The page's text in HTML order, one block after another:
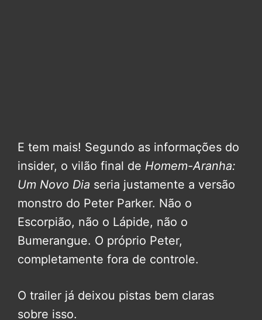
E tem mais! Segundo as informações do
insider, o vilão final de Homem-Aranha:
Um Novo Dia seria justamente a versão
monstro do Peter Parker. Não o
Escorpião, não o Lápide, não o
Bumerangue. O próprio Peter,
completamente fora de controle.
O trailer já deixou pistas bem claras
sobre isso.